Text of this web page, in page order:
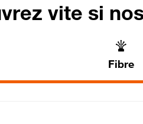
vite si
Fibre